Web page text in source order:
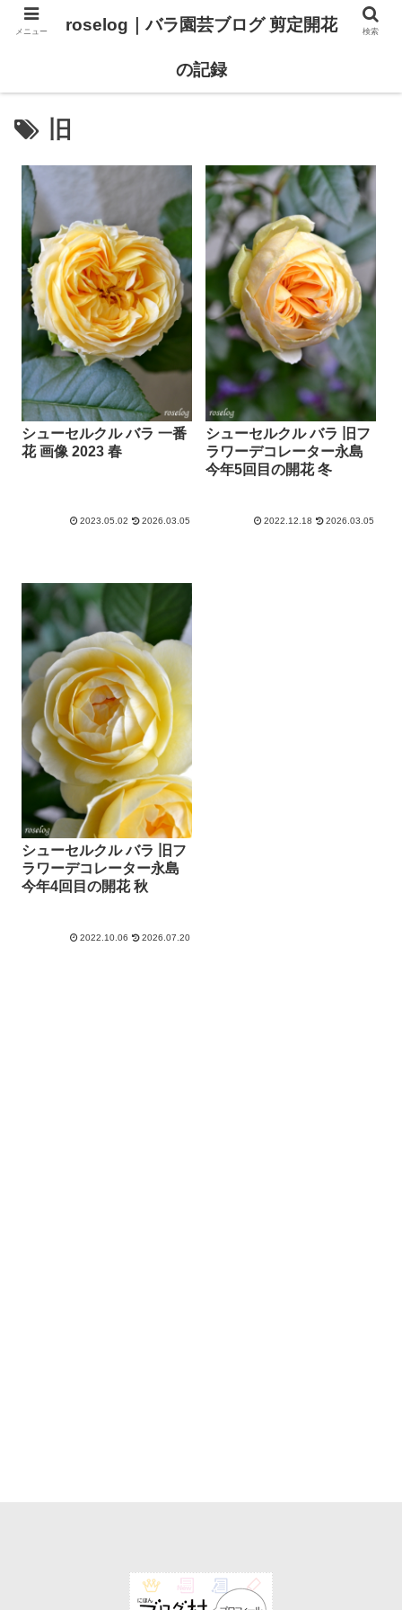
旧
シューセルクル バラ 一番
花 画像 2023 春
2023.05.02 2026.03.05
シューセルクル バラ 旧フ
ラワーデコレーター永島
今年5回目の開花 冬
2022.12.18 2026.03.05
シューセルクル バラ 旧フ
ラワーデコレーター永島
今年4回目の開花 秋
2022.10.06 2026.07.20
メニュー roselog｜バラ園芸ブログ 剪定開花
の記録
検索